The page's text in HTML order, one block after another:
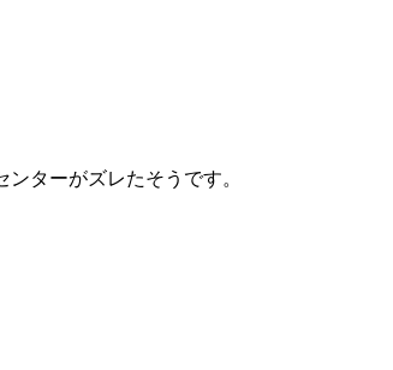
ターがズレたそうです。